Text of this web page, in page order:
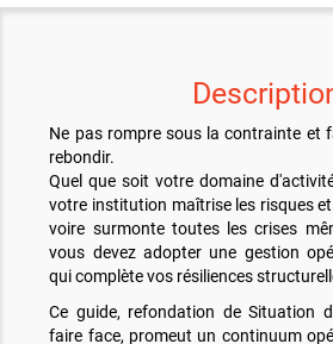
Ne pas rompre sous la contrainte et
rebondir.
Quel que soit votre domaine
votre institution maîtrise les risques
voire surmonte toutes les crises
vous devez adopter une gestion
qui complète vos résiliences
Ce guide, refondation de Situation
faire face, promeut un continuum